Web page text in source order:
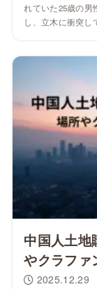
れていた25歳の男
し、立木に衝突し
中国人土地
やクラファ
2025.12.29